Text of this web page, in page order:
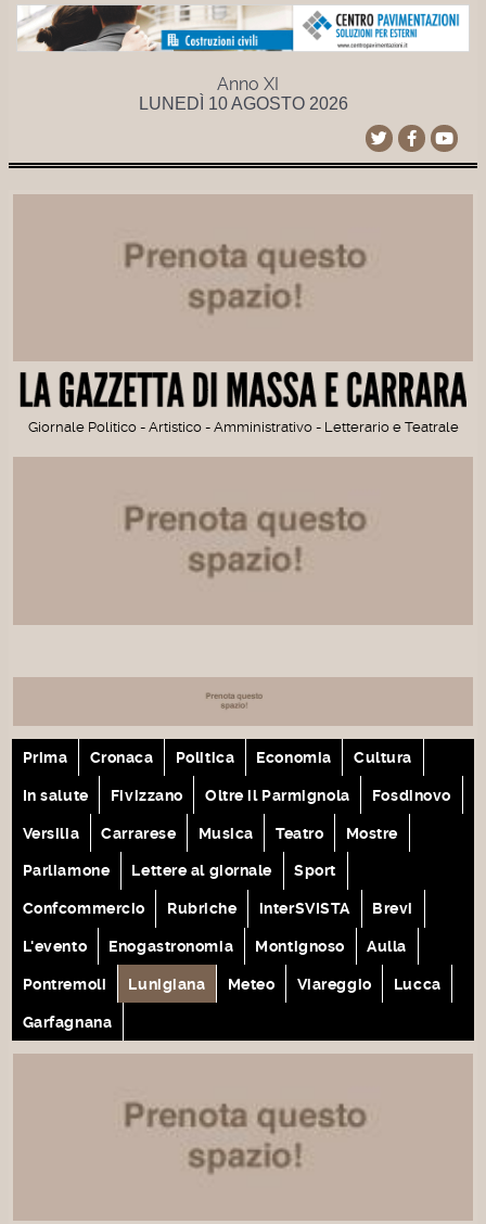
Anno XI
LUNEDÌ 10 AGOSTO 2026
Giornale Politico - Artistico - Amministrativo - Letterario e Teatrale
Prima Cronaca Politica Economia Cultura
In salute Fivizzano Oltre il Parmignola Fosdinovo
Versilia Carrarese Musica Teatro Mostre
Parliamone Lettere al giornale Sport
Confcommercio Rubriche interSVISTA Brevi
L'evento Enogastronomia Montignoso Aulla
Pontremoli Lunigiana Meteo Viareggio Lucca
Garfagnana